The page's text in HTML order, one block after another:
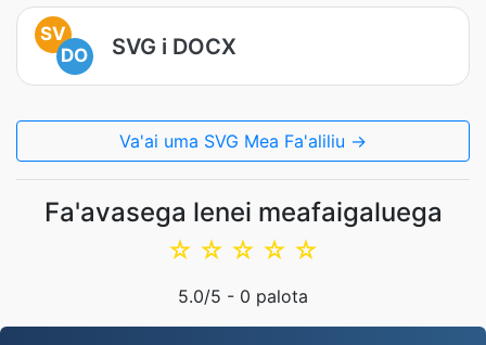
SV
DO
SVG i DOCX
Va'ai uma SVG Mea Fa'aliliu →
Fa'avasega lenei meafaigaluega
☆
☆
☆
☆
☆
5.0/5 - 0 palota